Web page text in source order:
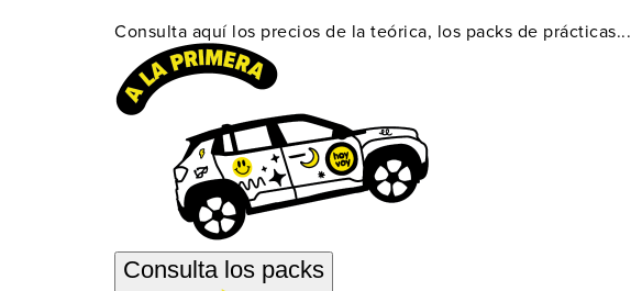
Consulta aquí los precios de la teórica, los packs de prácticas...
Consulta los packs